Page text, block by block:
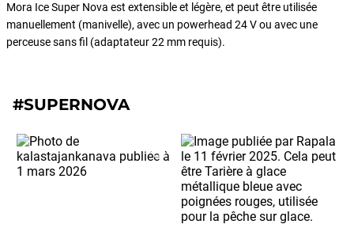
Mora Ice Super Nova est extensible et légère, et peut être utilisée
manuellement (manivelle), avec un powerhead 24 V ou avec une
perceuse sans fil (adaptateur 22 mm requis).
#SUPERNOVA